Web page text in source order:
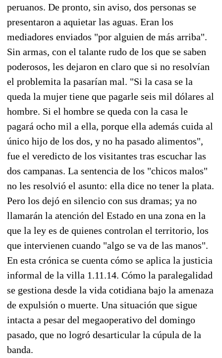
peruanos. De pronto, sin aviso, dos personas se
presentaron a aquietar las aguas. Eran los
mediadores enviados "por alguien de más arriba".
Sin armas, con el talante rudo de los que se saben
poderosos, les dejaron en claro que si no resolvían
el problemita la pasarían mal. "Si la casa se la
queda la mujer tiene que pagarle seis mil dólares al
hombre. Si el hombre se queda con la casa le
pagará ocho mil a ella, porque ella además cuida al
único hijo de los dos, y no ha pasado alimentos",
fue el veredicto de los visitantes tras escuchar las
dos campanas. La sentencia de los "chicos malos"
no les resolvió el asunto: ella dice no tener la plata.
Pero los dejó en silencio con sus dramas; ya no
llamarán la atención del Estado en una zona en la
que la ley es de quienes controlan el territorio, los
que intervienen cuando "algo se va de las manos".
En esta crónica se cuenta cómo se aplica la justicia
informal de la villa 1.11.14. Cómo la paralegalidad
se gestiona desde la vida cotidiana bajo la amenaza
de expulsión o muerte. Una situación que sigue
intacta a pesar del megaoperativo del domingo
pasado, que no logró desarticular la cúpula de la
banda.